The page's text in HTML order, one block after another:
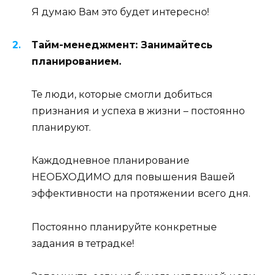
Я думаю Вам это будет интересно!
Тайм-менеджмент: Занимайтесь
планированием.
Те люди, которые смогли добиться
признания и успеха в жизни – постоянно
планируют.
Каждодневное планирование
НЕОБХОДИМО для повышения Вашей
эффективности на протяжении всего дня.
Постоянно планируйте конкретные
задания в тетрадке!